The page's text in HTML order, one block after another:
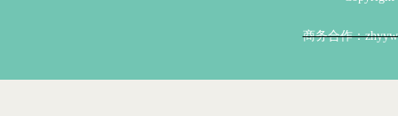
商务合作：